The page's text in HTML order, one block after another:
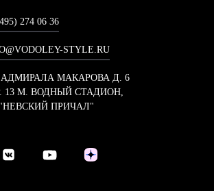
274 06 36
STYLE.RU
АДМИРАЛА МАКАРОВА Д. 6
13 М. ВОДНЫЙ СТАДИОН,
ПРИЧАЛ"